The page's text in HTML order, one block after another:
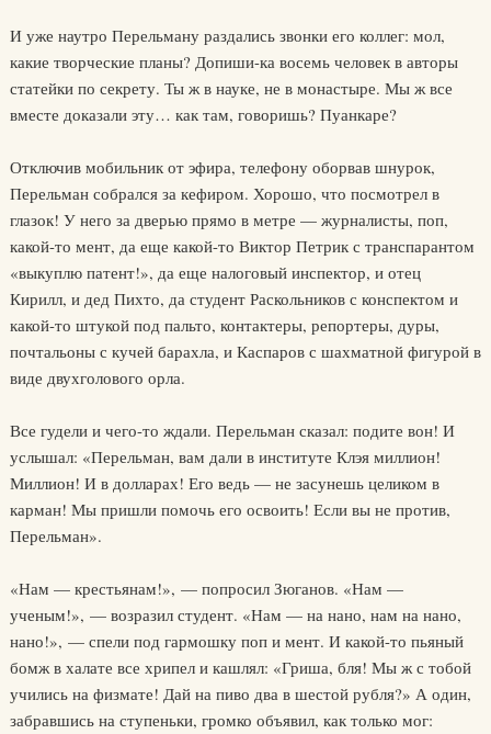
И уже наутро Перельману раздались звонки его коллег: мол,
какие творческие планы? Допиши-ка восемь человек в авторы
статейки по секрету. Ты ж в науке, не в монастыре. Мы ж все
вместе доказали эту… как там, говоришь? Пуанкаре?
Отключив мобильник от эфира, телефону оборвав шнурок,
Перельман собрался за кефиром. Хорошо, что посмотрел в
глазок! У него за дверью прямо в метре — журналисты, поп,
какой-то мент, да еще какой-то Виктор Петрик с транспарантом
«выкуплю патент!», да еще налоговый инспектор, и отец
Кирилл, и дед Пихто, да студент Раскольников с конспектом и
какой-то штукой под пальто, контактеры, репортеры, дуры,
почтальоны с кучей барахла, и Каспаров с шахматной фигурой в
виде двухголового орла.
Все гудели и чего-то ждали. Перельман сказал: подите вон! И
услышал: «Перельман, вам дали в институте Клэя миллион!
Миллион! И в долларах! Его ведь — не засунешь целиком в
карман! Мы пришли помочь его освоить! Если вы не против,
Перельман».
«Нам — крестьянам!», — попросил Зюганов. «Нам —
ученым!», — возразил студент. «Нам — на нано, нам на нано,
нано!», — спели под гармошку поп и мент. И какой-то пьяный
бомж в халате все хрипел и кашлял: «Гриша, бля! Мы ж с тобой
учились на физмате! Дай на пиво два в шестой рубля?» А один,
забравшись на ступеньки, громко объявил, как только мог: